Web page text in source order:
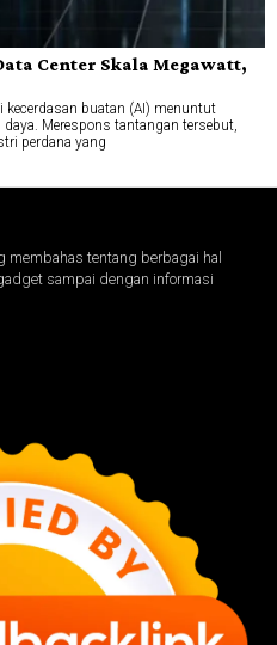
Center Skala Megawatt,
buatan (AI) menuntut
Merespons tantangan tersebut,
perdana yang
membahas tentang berbagai hal
sampai dengan informasi